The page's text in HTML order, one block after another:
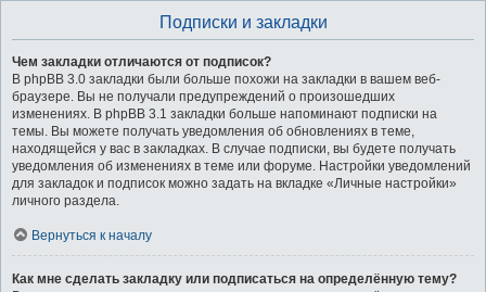
Подписки и закладки
Чем закладки отличаются от подписок?
В phpBB 3.0 закладки были больше похожи на закладки в вашем веб-
браузере. Вы не получали предупреждений о произошедших
изменениях. В phpBB 3.1 закладки больше напоминают подписки на
темы. Вы можете получать уведомления об обновлениях в теме,
находящейся у вас в закладках. В случае подписки, вы будете получать
уведомления об изменениях в теме или форуме. Настройки уведомлений
для закладок и подписок можно задать на вкладке «Личные настройки»
личного раздела.
Вернуться к началу
Как мне сделать закладку или подписаться на определённую тему?